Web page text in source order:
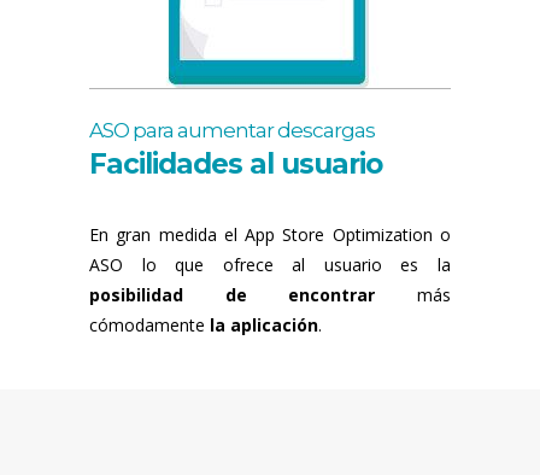
ASO para aumentar descargas
Facilidades al usuario
En gran medida el App Store Optimization o
ASO lo que ofrece al usuario es la
posibilidad de encontrar más
cómodamente la aplicación.